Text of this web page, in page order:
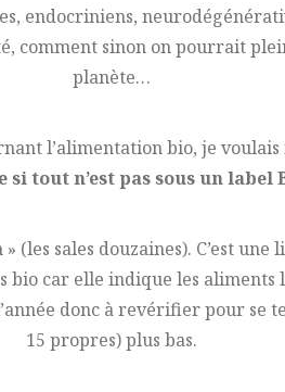
endocriniens,
comment sinon on pourrait
planète…
l’alimentation bio, je
si tout n’est pas sous un label
(les sales douzaines). C’est
bio car elle indique les
donc à revérifier pour se
15 propres) plus bas.